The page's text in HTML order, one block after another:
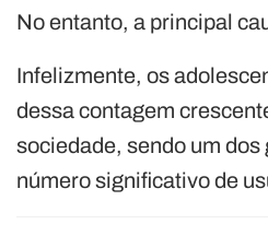
No entanto, a principal
Infelizmente, os
dessa contagem
sociedade, sendo um dos
número significativo de